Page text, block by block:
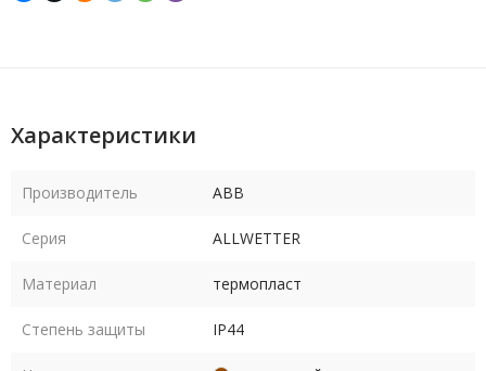
Характеристики
Производитель ABB
Серия ALLWETTER
Материал термопласт
Степень защиты IP44